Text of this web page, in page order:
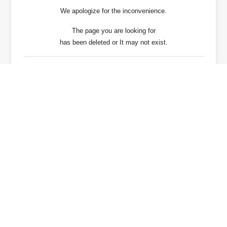
We apologize for the inconvenience.
The page you are looking for
has been deleted or It may not exist.